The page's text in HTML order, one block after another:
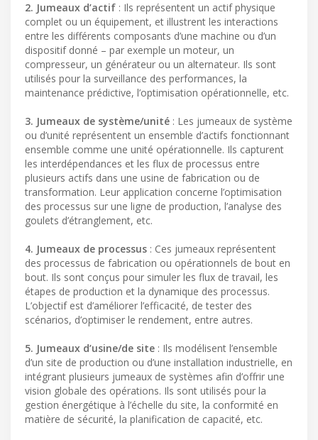
2. Jumeaux d’actif : Ils représentent un actif physique
complet ou un équipement, et illustrent les interactions
entre les différents composants d’une machine ou d’un
dispositif donné – par exemple un moteur, un
compresseur, un générateur ou un alternateur. Ils sont
utilisés pour la surveillance des performances, la
maintenance prédictive, l’optimisation opérationnelle, etc.
3. Jumeaux de système/unité : Les jumeaux de système
ou d’unité représentent un ensemble d’actifs fonctionnant
ensemble comme une unité opérationnelle. Ils capturent
les interdépendances et les flux de processus entre
plusieurs actifs dans une usine de fabrication ou de
transformation. Leur application concerne l’optimisation
des processus sur une ligne de production, l’analyse des
goulets d’étranglement, etc.
4. Jumeaux de processus : Ces jumeaux représentent
des processus de fabrication ou opérationnels de bout en
bout. Ils sont conçus pour simuler les flux de travail, les
étapes de production et la dynamique des processus.
L’objectif est d’améliorer l’efficacité, de tester des
scénarios, d’optimiser le rendement, entre autres.
5. Jumeaux d’usine/de site : Ils modélisent l’ensemble
d’un site de production ou d’une installation industrielle, en
intégrant plusieurs jumeaux de systèmes afin d’offrir une
vision globale des opérations. Ils sont utilisés pour la
gestion énergétique à l’échelle du site, la conformité en
matière de sécurité, la planification de capacité, etc.